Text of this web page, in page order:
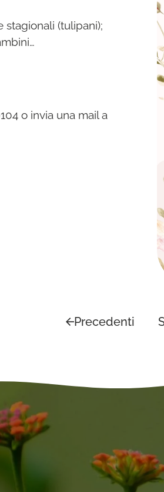
(tulipani);
o invia una mail a
Precedenti